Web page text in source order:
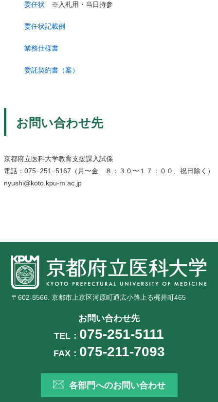
委任状 ※入札用・当日持参
委任状記載例
業務仕様書
委託契約書（案）
お問い合わせ先
京都府立医科大学教育支援課入試係
電話：075−251−5167（月〜金 ８：３０〜１７：００、祝日除く）
nyushi@koto.kpu-m.ac.jp
〒602-8566. 京都市上京区河原町通広小路上る梶井町465
お問い合わせ先
TEL： 075-251-5111
FAX： 075-211-7093
各部門へのお問い合わせ